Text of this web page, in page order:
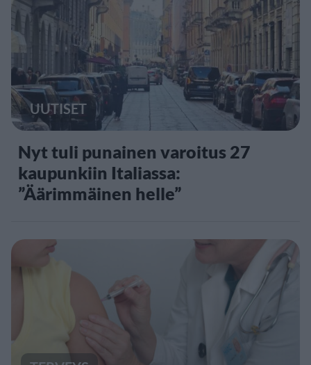
UUTISET
Nyt tuli punainen varoitus 27
kaupunkiin Italiassa:
”Äärimmäinen helle”